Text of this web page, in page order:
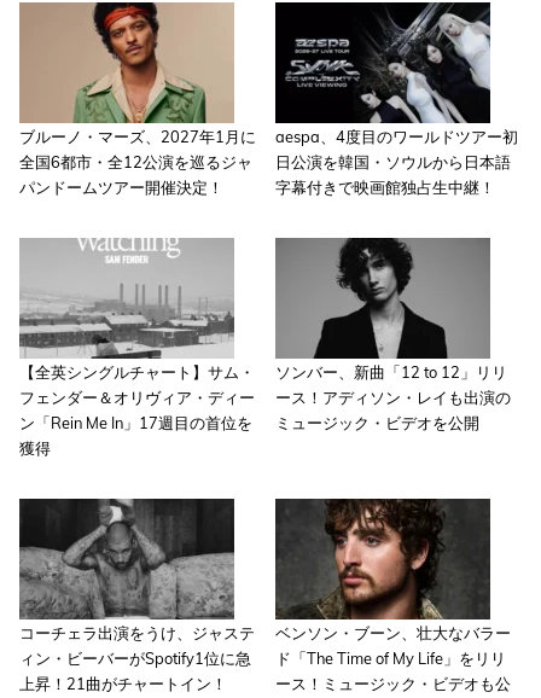
ブルーノ・マーズ、2027年1月に
全国6都市・全12公演を巡るジャ
パンドームツアー開催決定！
aespa、4度目のワールドツアー初
日公演を韓国・ソウルから日本語
字幕付きで映画館独占生中継！
【全英シングルチャート】サム・
フェンダー＆オリヴィア・ディー
ン「Rein Me In」17週目の首位を
獲得
ソンバー、新曲「12 to 12」リリ
ース！アディソン・レイも出演の
ミュージック・ビデオを公開
コーチェラ出演をうけ、ジャステ
ィン・ビーバーがSpotify1位に急
上昇！21曲がチャートイン！
ベンソン・ブーン、壮大なバラー
ド「The Time of My Life」をリリ
ース！ミュージック・ビデオも公